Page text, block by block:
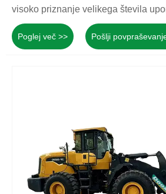
visoko priznanje velikega števila
Poglej več >> Pošlji